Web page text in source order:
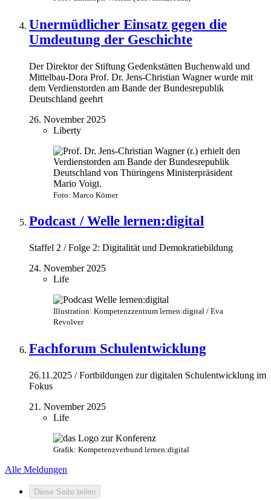
Unermüdlicher Einsatz gegen die
Umdeutung der Geschichte
Der Direktor der Stiftung Gedenkstätten Buchenwald und
Mittelbau-Dora Prof. Dr. Jens-Christian Wagner wurde mit
dem Verdienstorden am Bande der Bundesrepublik
Deutschland geehrt
26. November 2025
Liberty
Foto: Marco Körner
Podcast / Welle lernen:digital
Staffel 2 / Folge 2: Digitalität und Demokratiebildung
24. November 2025
Life
Illustration: Kompetenzzentrum lernen:digital / Eva
Revolver
Fachforum Schulentwicklung
26.11.2025 / Fortbildungen zur digitalen Schulentwicklung im
Fokus
21. November 2025
Life
Grafik: Kompetenzverbund lernen:digital
Alle Meldungen
Diese Seite teilen